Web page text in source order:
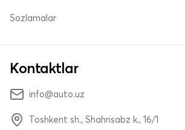
Sozlamalar
Kontaktlar
info@auto.uz
Toshkent sh., Shahrisabz k., 16/1